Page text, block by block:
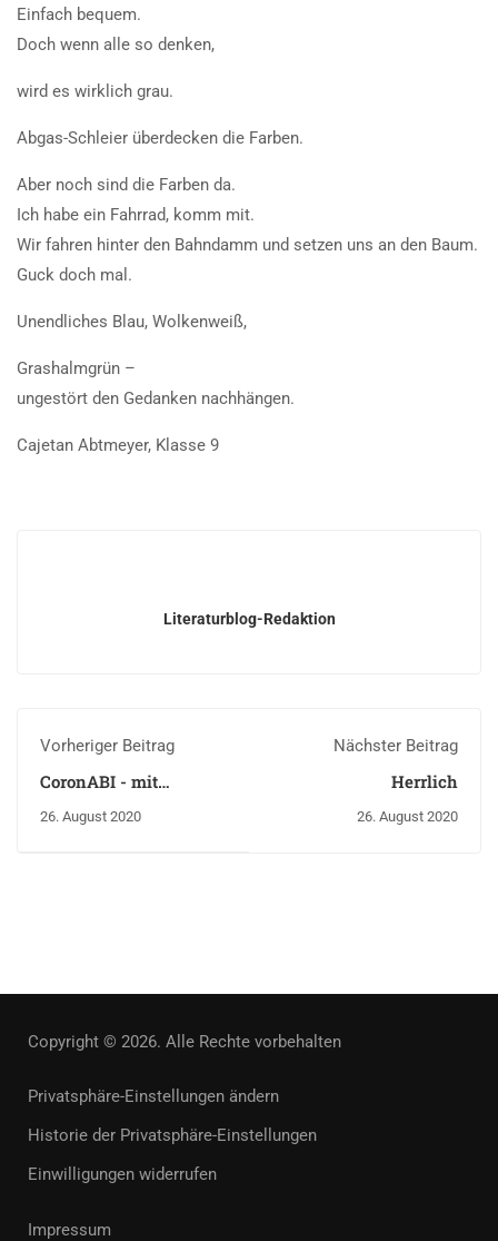
Einfach bequem.
Doch wenn alle so denken,
wird es wirklich grau.
Abgas-Schleier überdecken die Farben.
Aber noch sind die Farben da.
Ich habe ein Fahrrad, komm mit.
Wir fahren hinter den Bahndamm und setzen uns an den Baum.
Guck doch mal.
Unendliches Blau, Wolkenweiß,
Grashalmgrün –
ungestört den Gedanken nachhängen.
Cajetan Abtmeyer, Klasse 9
Literaturblog-Redaktion
Vorheriger Beitrag
CoronABI - mit
26. August 2020
Nächster Beitrag
Herrlich
26. August 2020
Copyright © 2026. Alle Rechte vorbehalten
Privatsphäre-Einstellungen ändern
Historie der Privatsphäre-Einstellungen
Einwilligungen widerrufen
Impressum